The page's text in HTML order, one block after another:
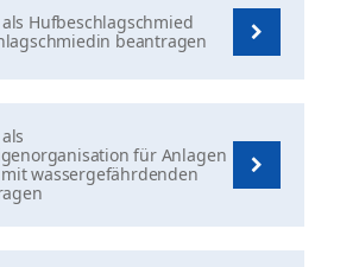
Hufbeschlagschmied
beantragen
für Anlagen
wassergefährdenden